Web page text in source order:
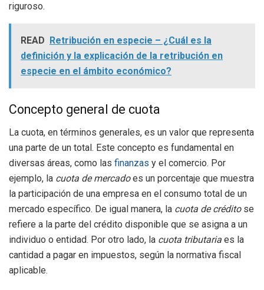
riguroso.
READ Retribución en especie – ¿Cuál es la
definición y la explicación de la retribución en
especie en el ámbito económico?
Concepto general de cuota
La cuota, en términos generales, es un valor que representa
una parte de un total. Este concepto es fundamental en
diversas áreas, como las finanzas y el comercio. Por
ejemplo, la cuota de mercadoes un porcentaje que muestra
la participación de una empresa en el consumo total de un
mercado específico. De igual manera, la cuota de créditose
refiere a la parte del crédito disponible que se asigna a un
individuo o entidad. Por otro lado, la cuota tributaria es la
cantidad a pagar en impuestos, según la normativa fiscal
aplicable.